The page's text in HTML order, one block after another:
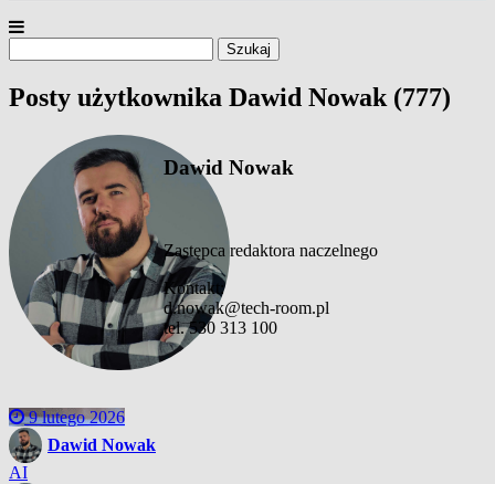
Posty użytkownika Dawid Nowak (777)
Dawid Nowak
Zastępca redaktora naczelnego
Kontakt:
d.nowak@tech-room.pl
tel. 530 313 100
9 lutego 2026
Dawid Nowak
AI